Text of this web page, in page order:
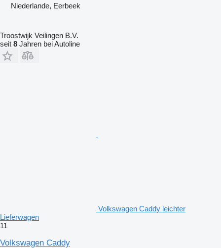
Niederlande, Eerbeek
Troostwijk Veilingen B.V.
seit 8 Jahren bei Autoline
Volkswagen Caddy leichter
Lieferwagen
11
Volkswagen Caddy